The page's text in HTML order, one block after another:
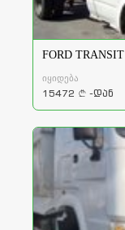
FORD TRANSIT
იყიდება
15472 a -დან